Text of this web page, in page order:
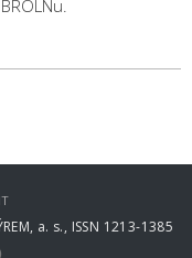
a. s., ISSN 1213-1385